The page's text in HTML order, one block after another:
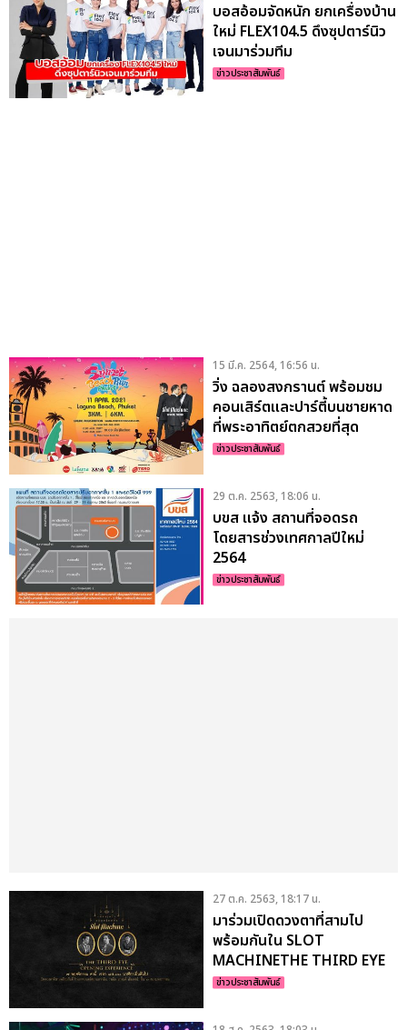
บอสอ้อมจัดหนัก ยกเครื่องบ้าน
ใหม่ FLEX104.5 ดึงซุปตาร์นิว
เจนมาร่วมทีม
ข่าวประชาสัมพันธ์
15 มี.ค. 2564, 16:56 น.
วิ่ง ฉลองสงกรานต์ พร้อมชม
คอนเสิร์ตและปาร์ตี้บนชายหาด
ที่พระอาทิตย์ตกสวยที่สุด
ข่าวประชาสัมพันธ์
29 ต.ค. 2563, 18:06 น.
บขส แจ้ง สถานที่จอดรถ
โดยสารช่วงเทศกาลปีใหม่
2564
ข่าวประชาสัมพันธ์
27 ต.ค. 2563, 18:17 น.
มาร่วมเปิดดวงตาที่สามไป
พร้อมกันใน SLOT
MACHINETHE THIRD EYE
OPENING EXPERIENCE
ข่าวประชาสัมพันธ์